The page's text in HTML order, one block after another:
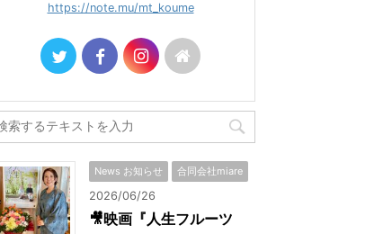
https://note.mu/mt_koume
News お知らせ 合同会社miare
2026/06/26
🎥映画『人生フルーツ